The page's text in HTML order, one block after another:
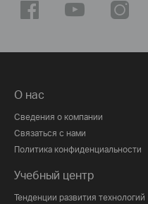
О нас
Сведения о компании
Связаться с нами
Политика конфиденциальности
Учебный центр
Тенденции развития технологий